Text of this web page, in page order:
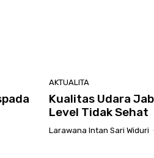
AKTUALITA
Kualitas Udara
Level Tidak Sehat
Larawana Intan Sari Widuri